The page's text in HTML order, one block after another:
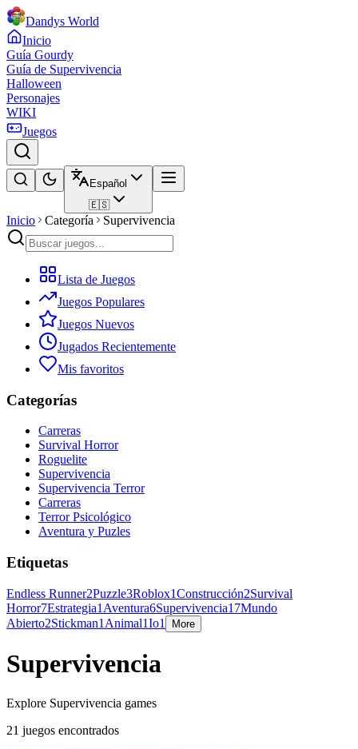
Dandys World
Inicio
Guía Gourdy
Guía de Supervivencia
Halloween
Personajes
WIKI
Juegos
Español
🇪🇸
Inicio Categoría Supervivencia
Lista de Juegos
Juegos Populares
Juegos Nuevos
Jugados Recientemente
Mis favoritos
Categorías
Carreras
Survival Horror
Roguelite
Supervivencia
Supervivencia Terror
Carreras
Terror Psicológico
Aventura y Puzles
Etiquetas
Endless Runner2Puzzle3Roblox1Construcción2Survival
Horror7Estrategia1 Aventura6Supervivencia17Mundo
Abierto2Stickman1 Animal1Io1 More
Supervivencia
Explore Supervivencia games
21 juegos encontrados